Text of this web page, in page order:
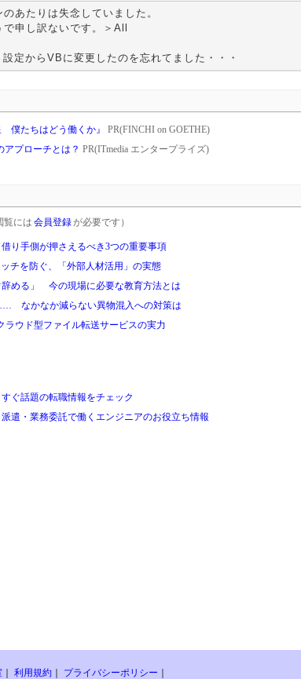
あたりは失念していました。
申し訳ないです。＞All
定からVBに変更したのを忘れてました・・・
僕たちはどう働くか』 PR(FINCHI on GOETHE)
プローチとは？ PR(ITmedia エンタープライズ)
覧には 会員登録が必要です）
り手側が押さえるべき3つの重要事項
チを防ぐ、「外部人材活用」の実態
辞める」 今の現場に必要な教育方法とは
なかなか減らない異物混入への対策は
ラウド型ファイル転送サービスの実力
ぐ話題の転職情報をチェック
遣・業務委託で働くエンジニアのお役立ち情報
利用規約 プライバシーポリシー